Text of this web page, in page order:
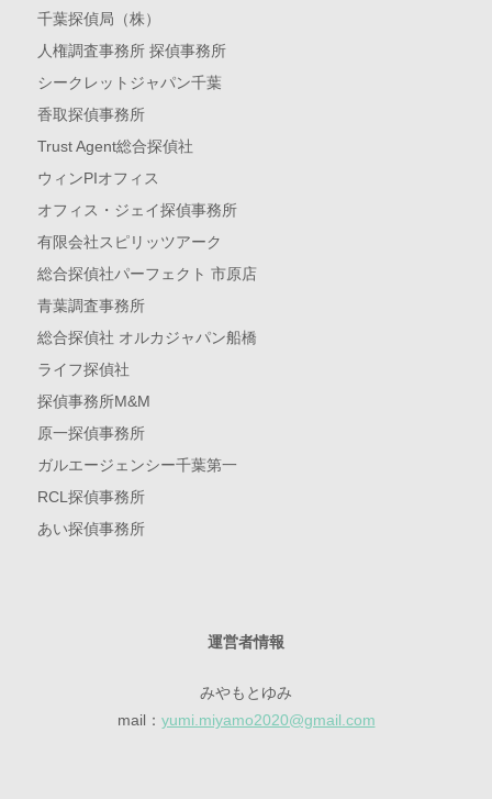
千葉探偵局（株）
人権調査事務所 探偵事務所
シークレットジャパン千葉
香取探偵事務所
Trust Agent総合探偵社
ウィンPIオフィス
オフィス・ジェイ探偵事務所
有限会社スピリッツアーク
総合探偵社パーフェクト 市原店
青葉調査事務所
総合探偵社 オルカジャパン船橋
ライフ探偵社
探偵事務所M&M
原一探偵事務所
ガルエージェンシー千葉第一
RCL探偵事務所
あい探偵事務所
運営者情報
みやもとゆみ
mail： yumi.miyamo2020@gmail.com